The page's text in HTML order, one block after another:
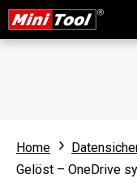
Home
Gelöst – OneDrive